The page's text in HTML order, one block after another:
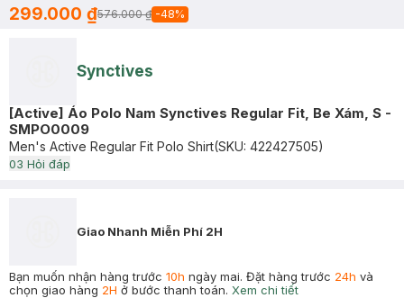
299.000 ₫576.000 ₫ -48%
Synctives
[Active] Áo Polo Nam Synctives Regular Fit, Be Xám, S -
SMPO0009
Men's Active Regular Fit Polo Shirt(SKU: 422427505)
03 Hỏi đáp
Giao Nhanh Miễn Phí 2H
Bạn muốn nhận hàng trước 10h ngày mai. Đặt hàng trước 24h và
chọn giao hàng 2H ở bước thanh toán. Xem chi tiết